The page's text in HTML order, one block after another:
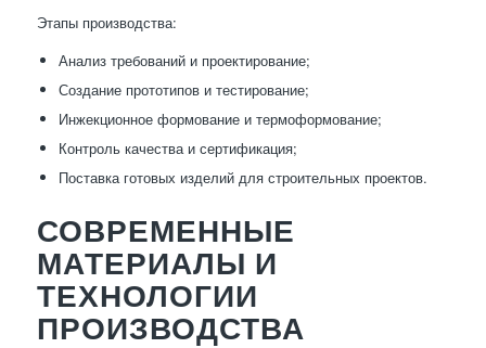
Этапы производства:
Анализ требований и проектирование;
Создание прототипов и тестирование;
Инжекционное формование и термоформование;
Контроль качества и сертификация;
Поставка готовых изделий для строительных проектов.
СОВРЕМЕННЫЕ
МАТЕРИАЛЫ И
ТЕХНОЛОГИИ
ПРОИЗВОДСТВА